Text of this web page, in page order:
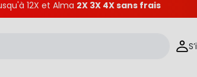
12X et Alma 2X 3X 4X sans frais